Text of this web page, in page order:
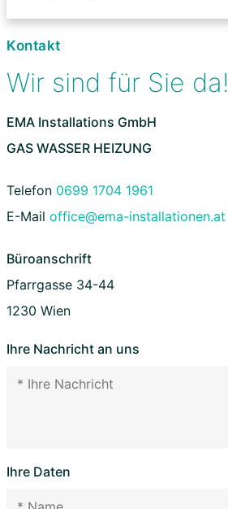
Kontakt
Wir sind für Sie da!
EMA Installations GmbH
GAS WASSER HEIZUNG
Telefon 0699 1704 1961
E-Mail office@ema-installationen.at
Büroanschrift
Pfarrgasse 34-44
1230 Wien
Ihre Nachricht an uns
Ihre Daten